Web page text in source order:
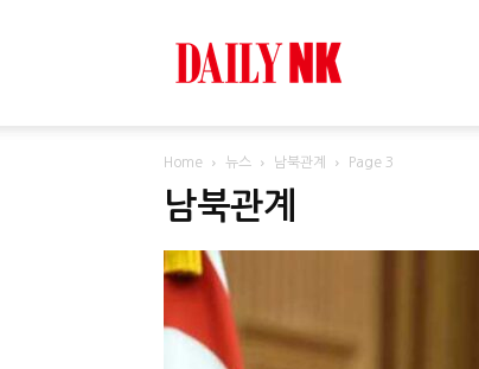
Home 뉴스 남북관계 Page 3
남북관계